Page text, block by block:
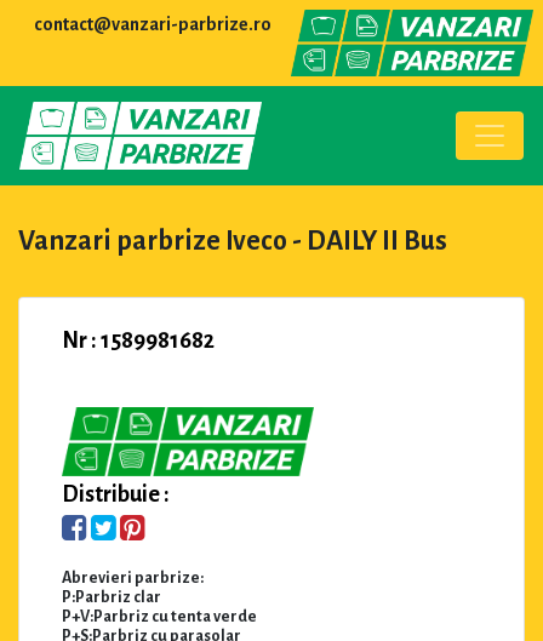
contact@vanzari-parbrize.ro
Vanzari parbrize Iveco - DAILY II Bus
Nr : 1589981682
Distribuie :
Abrevieri parbrize:
P:Parbriz clar
P+V:Parbriz cu tenta verde
P+S:Parbriz cu parasolar